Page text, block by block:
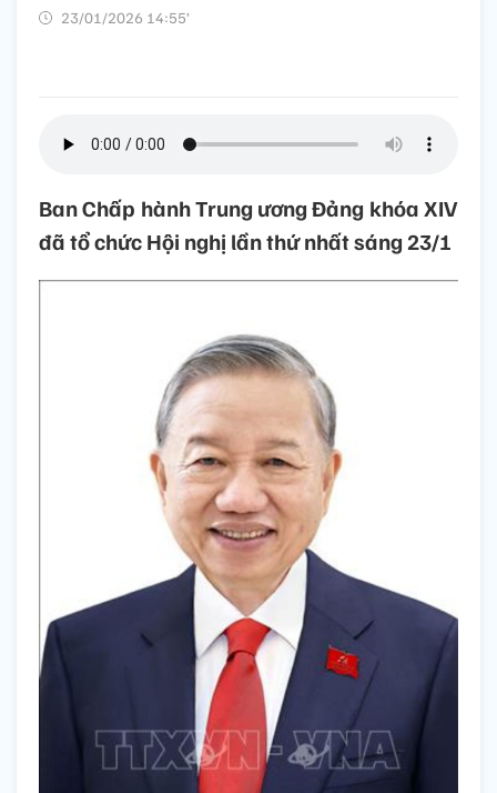
23/01/2026 14:55’
Ban Chấp hành Trung ương Đảng khóa XIV
đã tổ chức Hội nghị lần thứ nhất sáng 23/1